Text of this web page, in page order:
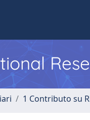
1 Contributo su